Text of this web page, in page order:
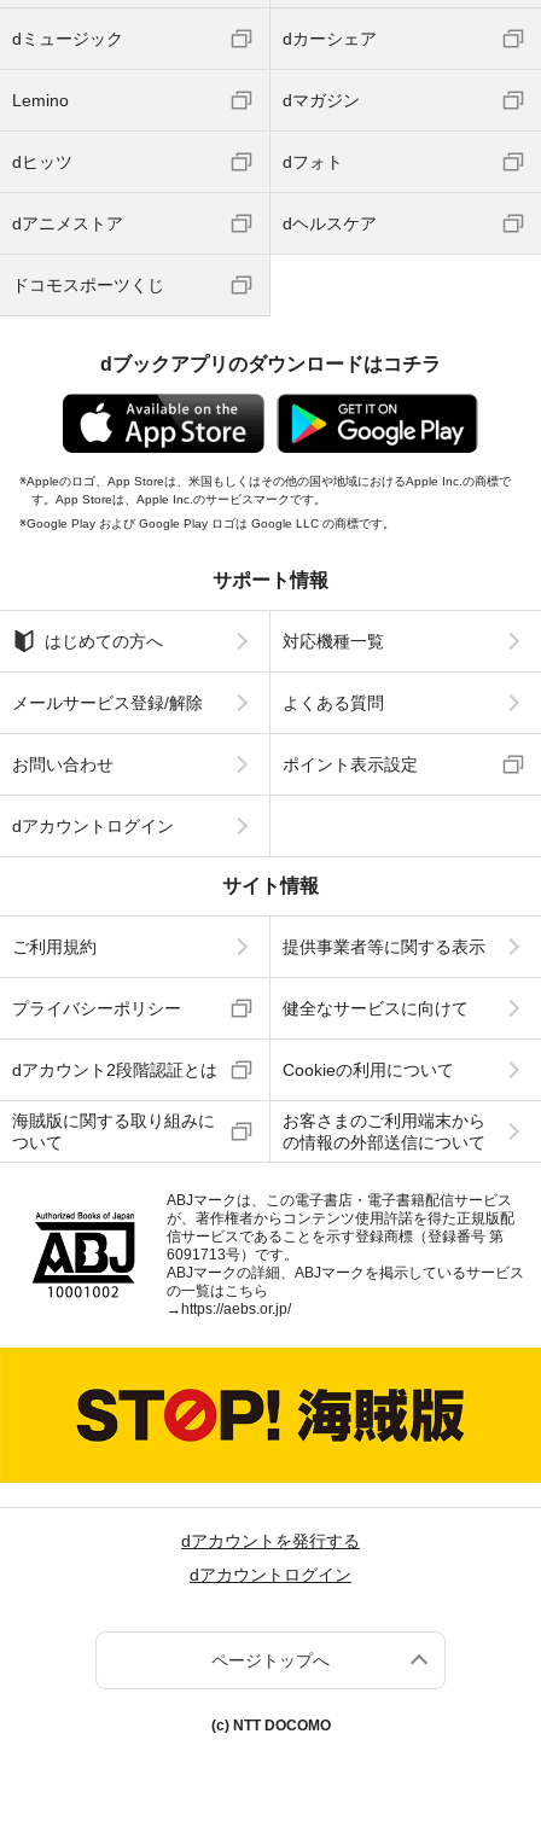
dミュージック dカーシェア
Lemino dマガジン
dヒッツ dフォト
dアニメストア dヘルスケア
ドコモスポーツくじ
dブックアプリのダウンロードはコチラ
Appleのロゴ、App Storeは、米国もしくはその他の国や地域におけるApple Inc.の商標で
す。App Storeは、Apple Inc.のサービスマークです。
Google Play および Google Play ロゴは Google LLC の商標です。
サポート情報
はじめての方へ 対応機種一覧
メールサービス登録/解除 よくある質問
お問い合わせ ポイント表示設定
dアカウントログイン
サイト情報
ご利用規約 提供事業者等に関する表示
プライバシーポリシー 健全なサービスに向けて
dアカウント2段階認証とは Cookieの利用について
海賊版に関する取り組みに
ついて
お客さまのご利用端末から
の情報の外部送信について
ABJマークは、この電子書店・電子書籍配信サービス
が、著作権者からコンテンツ使用許諾を得た正規版配
信サービスであることを示す登録商標（登録番号 第
6091713号）です。
ABJマークの詳細、ABJマークを掲示しているサービス
の一覧はこちら
→ https://aebs.or.jp/
dアカウントを発行する
dアカウントログイン
ページトップへ
(c) NTT DOCOMO